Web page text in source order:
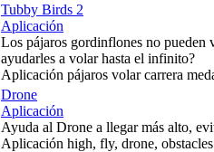
Tubby Birds 2
Aplicación
Los pájaros gordinflones no pueden
ayudarles a volar hasta el infinito?
Aplicación pájaros volar carrera
Drone
Aplicación
Ayuda al Drone a llegar más alto,
Aplicación high, fly, drone, obstacles